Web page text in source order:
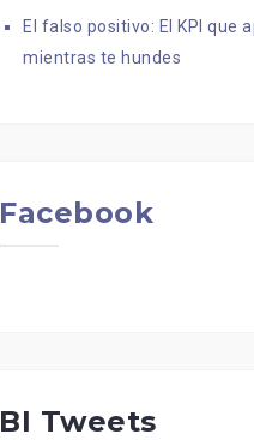
El falso positivo: El KPI que
mientras te hundes
Facebook
BI Tweets